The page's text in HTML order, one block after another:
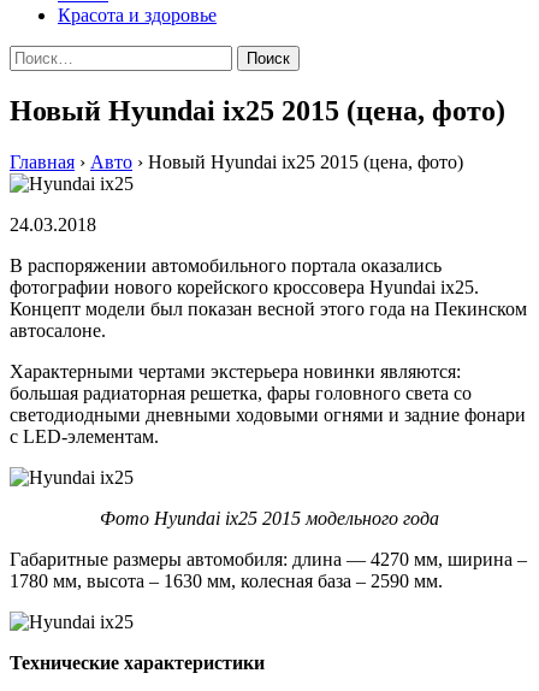
Красота и здоровье
Найти:
Новый Hyundai ix25 2015 (цена, фото)
Главная › Авто › Новый Hyundai ix25 2015 (цена, фото)
24.03.2018
В распоряжении автомобильного портала оказались
фотографии нового корейского кроссовера Hyundai ix25.
Концепт модели был показан весной этого года на Пекинском
автосалоне.
Характерными чертами экстерьера новинки являются:
большая радиаторная решетка, фары головного света со
светодиодными дневными ходовыми огнями и задние фонари
с LED-элементам.
Фото Hyundai ix25 2015 модельного года
Габаритные размеры автомобиля: длина — 4270 мм, ширина –
1780 мм, высота – 1630 мм, колесная база – 2590 мм.
Технические характеристики